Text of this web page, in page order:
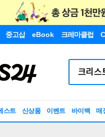
중고샵 eBook 크레마클럽
스트 신상품 이벤트 바이백 매